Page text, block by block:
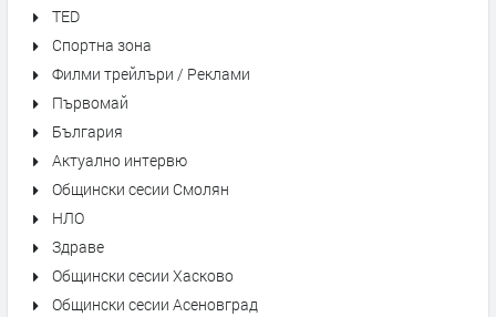
TED
Спортна зона
Филми трейлъри / Реклами
Първомай
България
Актуално интервю
Общински сесии Смолян
НЛО
Здраве
Общински сесии Хасково
Общински сесии Асеновград